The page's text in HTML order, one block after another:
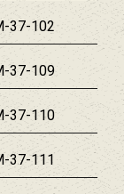
37-102
37-109
37-110
37-111